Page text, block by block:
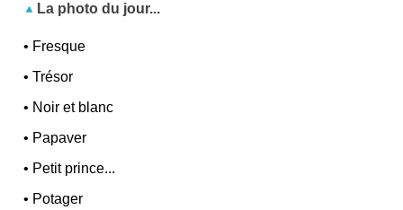
La photo du jour...
• Fresque
•Trésor
• Noir et blanc
• Papaver
• Petit prince...
• Potager